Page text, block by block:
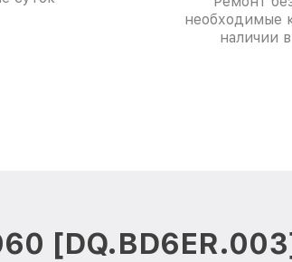
необходимые
наличии